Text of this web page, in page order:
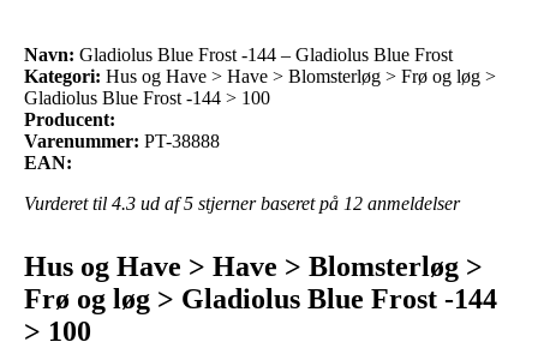
Navn: Gladiolus Blue Frost -144 – Gladiolus Blue Frost
Kategori: Hus og Have > Have > Blomsterløg > Frø og løg >
Gladiolus Blue Frost -144 > 100
Producent:
Varenummer: PT-38888
EAN:
Vurderet til 4.3 ud af 5 stjerner baseret på 12 anmeldelser
Hus og Have > Have > Blomsterløg >
Frø og løg > Gladiolus Blue Frost -144
> 100